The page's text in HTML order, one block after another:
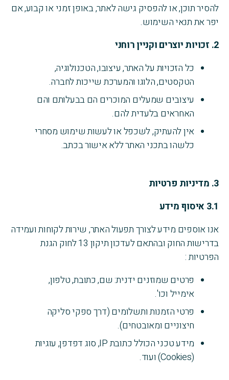
להסיר תוכן, או להפסיק גישה לאתר, באופן זמני או קבוע, אם
יפר את תנאי השימוש.
2. זכויות יוצרים וקניין רוחני
כל הזכויות על האתר, עיצובו, הטכנולוגיה,
הטקסטים, הלוגו והמערכת שייכות לחברה.
עיצובים שמעלים המוכרים הם בבעלותם והם
האחראים בלעדית להם.
אין להעתיק, לשכפל או לעשות שימוש מסחרי
כלשהו בתכני האתר ללא אישור בכתב.
3. מדיניות פרטיות
3.1 איסוף מידע
אנו אוספים מידע לצורך תפעול האתר, שירות לקוחות ועמידה
בדרישות החוק ובהתאם לעדכון תיקון 13 לחוק הגנת
הפרטיות :
פרטים שמוזנים ידנית: שם, כתובת, טלפון,
אימייל וכו'.
פרטי הזמנות ותשלומים (דרך ספקי סליקה
חיצוניים ומאובטחים).
מידע טכני הכולל כתובת IP, סוג דפדפן, עוגיות
(Cookies) ועוד.